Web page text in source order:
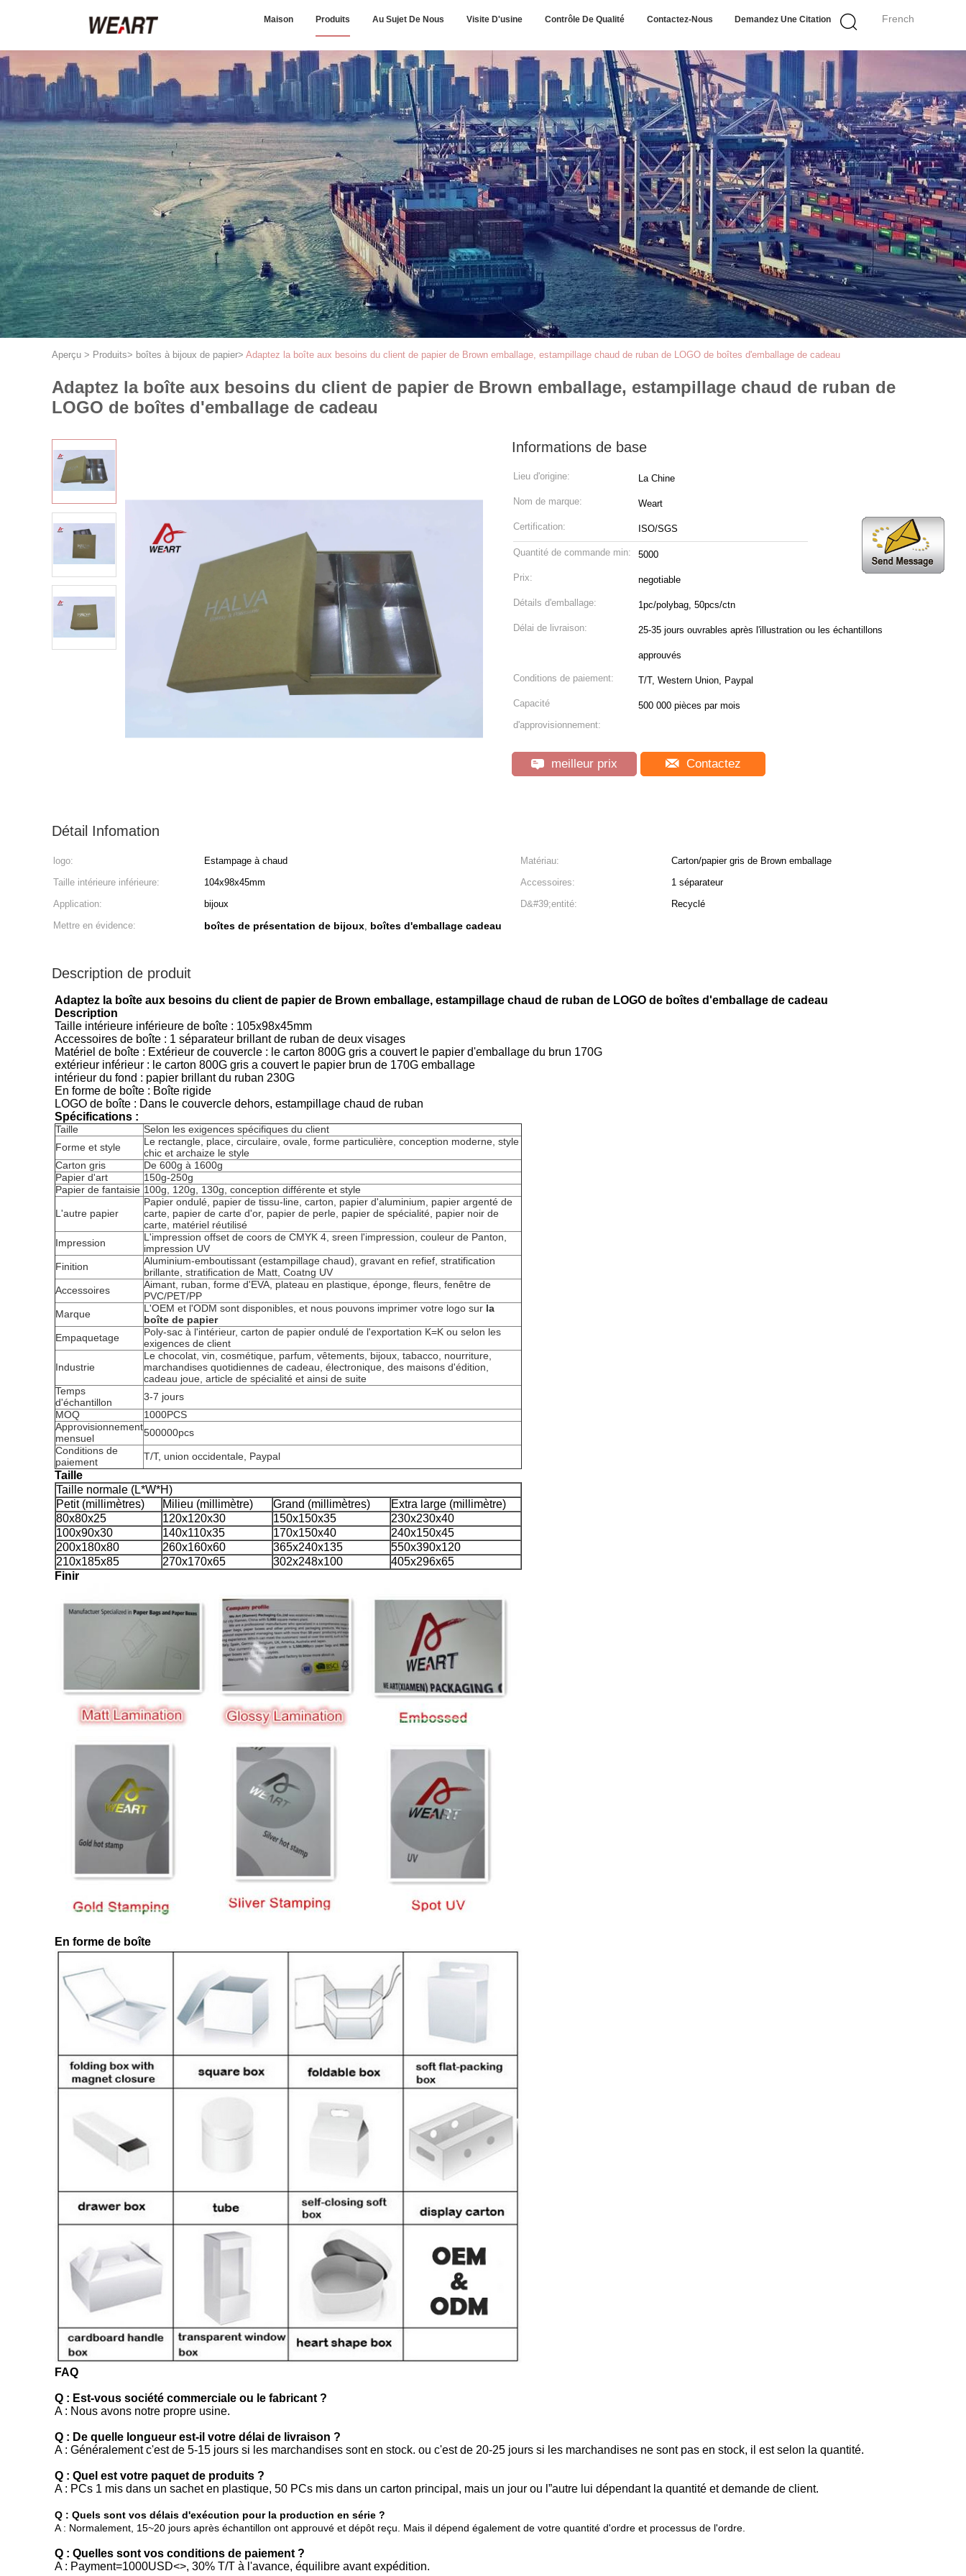
French
Maison Produits Au Sujet De Nous Visite D'usine Contrôle De Qualité Contactez-Nous Demandez Une Citation
Aperçu > Produits> boîtes à bijoux de papier> Adaptez la boîte aux besoins du client de papier de Brown emballage, estampillage chaud de ruban de LOGO de boîtes d'emballage de cadeau
Adaptez la boîte aux besoins du client de papier de Brown emballage, estampillage chaud de ruban de
LOGO de boîtes d'emballage de cadeau
Informations de base
Lieu d'origine: La Chine
Nom de marque: Weart
Certification: ISO/SGS
Quantité de commande min: 5000
Prix: negotiable
Détails d'emballage: 1pc/polybag, 50pcs/ctn
Délai de livraison: 25-35 jours ouvrables après l'illustration ou les échantillons
approuvés
Conditions de paiement: T/T, Western Union, Paypal
Capacité
d'approvisionnement:
500 000 pièces par mois
meilleur prix Contactez
Détail Infomation
logo: Estampage à chaud Matériau:
Carton/papier gris de Brown emballage
Taille intérieure inférieure:
104x98x45mm Accessoires:
1 séparateur
Application:
bijoux D&#39;entité:
Recyclé
Mettre en évidence:
boîtes de présentation de bijoux, boîtes d'emballage cadeau
Description de produit
Adaptez la boîte aux besoins du client de papier de Brown emballage, estampillage chaud de ruban de LOGO de boîtes d'emballage de cadeau
Description
Taille intérieure inférieure de boîte : 105x98x45mm
Accessoires de boîte : 1 séparateur brillant de ruban de deux visages
Matériel de boîte : Extérieur de couvercle : le carton 800G gris a couvert le papier d'emballage du brun 170G
extérieur inférieur : le carton 800G gris a couvert le papier brun de 170G emballage
intérieur du fond : papier brillant du ruban 230G
En forme de boîte : Boîte rigide
LOGO de boîte : Dans le couvercle dehors, estampillage chaud de ruban
Spécifications :
Taille
Selon les exigences spécifiques du client
Forme et style
Le rectangle, place, circulaire, ovale, forme particulière, conception moderne, style
chic et archaize le style
Carton gris
De 600g à 1600g
Papier d'art
150g-250g
Papier de fantaisie 100g, 120g, 130g, conception différente et style
L'autre papier
Papier ondulé, papier de tissu-line, carton, papier d'aluminium, papier argenté de
carte, papier de carte d'or, papier de perle, papier de spécialité, papier noir de
carte, matériel réutilisé
Impression
L'impression offset de coors de CMYK 4, sreen l'impression, couleur de Panton,
impression UV
Finition
Aluminium-emboutissant (estampillage chaud), gravant en refief, stratification
brillante, stratification de Matt, Coatng UV
Accessoires
Aimant, ruban, forme d'EVA, plateau en plastique, éponge, fleurs, fenêtre de
PVC/PET/PP
Marque
L'OEM et l'ODM sont disponibles, et nous pouvons imprimer votre logo sur la
boîte de papier
Empaquetage
Poly-sac à l'intérieur, carton de papier ondulé de l'exportation K=K ou selon les
exigences de client
Industrie
Le chocolat, vin, cosmétique, parfum, vêtements, bijoux, tabacco, nourriture,
marchandises quotidiennes de cadeau, électronique, des maisons d'édition,
cadeau joue, article de spécialité et ainsi de suite
Temps
d'échantillon
3-7 jours
MOQ
1000PCS
Approvisionnement
mensuel
500000pcs
Conditions de
paiement
T/T, union occidentale, Paypal
Taille
Taille normale (L*W*H)
Petit (millimètres)
Milieu (millimètre) Grand (millimètres)
Extra large (millimètre)
80x80x25
120x120x30 150x150x35
230x230x40
100x90x30
140x110x35 170x150x40
240x150x45
200x180x80
260x160x60 365x240x135
550x390x120
210x185x85
270x170x65 302x248x100
405x296x65
Finir
En forme de boîte
FAQ
Q : Est-vous société commerciale ou le fabricant ?
A : Nous avons notre propre usine.
Q : De quelle longueur est-il votre délai de livraison ?
A : Généralement c'est de 5-15 jours si les marchandises sont en stock. ou c'est de 20-25 jours si les marchandises ne sont pas en stock, il est selon la quantité.
Q : Quel est votre paquet de produits ?
A : PCs 1 mis dans un sachet en plastique, 50 PCs mis dans un carton principal, mais un jour ou l”autre lui dépendant la quantité et demande de client.
Q : Quels sont vos délais d'exécution pour la production en série ?
A : Normalement, 15~20 jours après échantillon ont approuvé et dépôt reçu. Mais il dépend également de votre quantité d'ordre et processus de l'ordre.
Q : Quelles sont vos conditions de paiement ?
A : Payment=1000USD<>, 30% T/T à l'avance, équilibre avant expédition.